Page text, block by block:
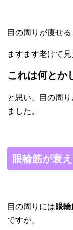
目の周りが痩せ
ますます老けて
これは何とか
と思い、目の周
ました。
眼輪筋が衰
目の周りには眼輪
ですが、